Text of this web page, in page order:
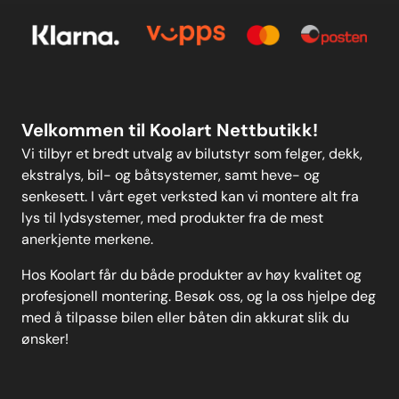
Personvern
Velkommen til Koolart Nettbutikk!
Vi tilbyr et bredt utvalg av bilutstyr som felger, dekk,
ekstralys, bil- og båtsystemer, samt heve- og
senkesett. I vårt eget verksted kan vi montere alt fra
lys til lydsystemer, med produkter fra de mest
anerkjente merkene.
Hos Koolart får du både produkter av høy kvalitet og
profesjonell montering. Besøk oss, og la oss hjelpe deg
med å tilpasse bilen eller båten din akkurat slik du
ønsker!